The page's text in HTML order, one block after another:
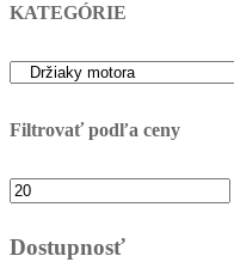
KATEGÓRIE
Filtrovať podľa ceny
Minimálna
Dostupnosť